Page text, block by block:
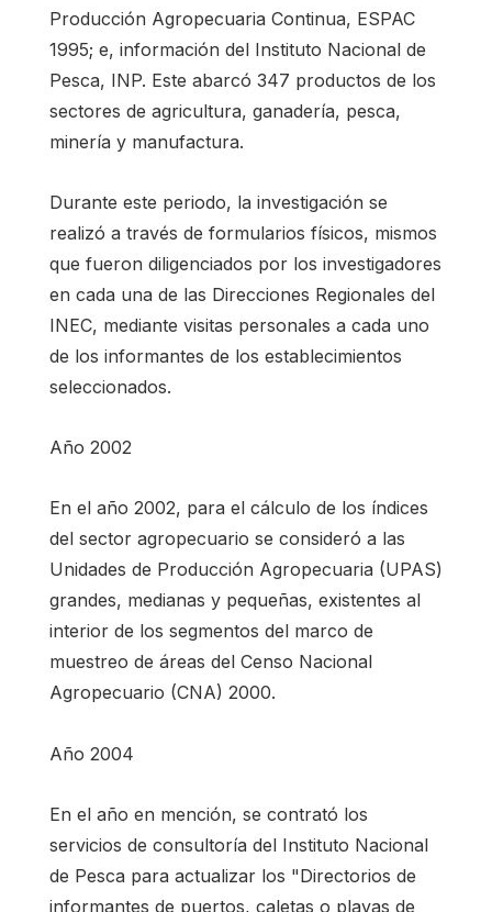
Producción Agropecuaria Continua, ESPAC
1995; e, información del Instituto Nacional de
Pesca, INP. Este abarcó 347 productos de los
sectores de agricultura, ganadería, pesca,
minería y manufactura.
Durante este periodo, la investigación se
realizó a través de formularios físicos, mismos
que fueron diligenciados por los investigadores
en cada una de las Direcciones Regionales del
INEC, mediante visitas personales a cada uno
de los informantes de los establecimientos
seleccionados.
Año 2002
En el año 2002, para el cálculo de los índices
del sector agropecuario se consideró a las
Unidades de Producción Agropecuaria (UPAS)
grandes, medianas y pequeñas, existentes al
interior de los segmentos del marco de
muestreo de áreas del Censo Nacional
Agropecuario (CNA) 2000.
Año 2004
En el año en mención, se contrató los
servicios de consultoría del Instituto Nacional
de Pesca para actualizar los "Directorios de
informantes de puertos, caletas o playas de